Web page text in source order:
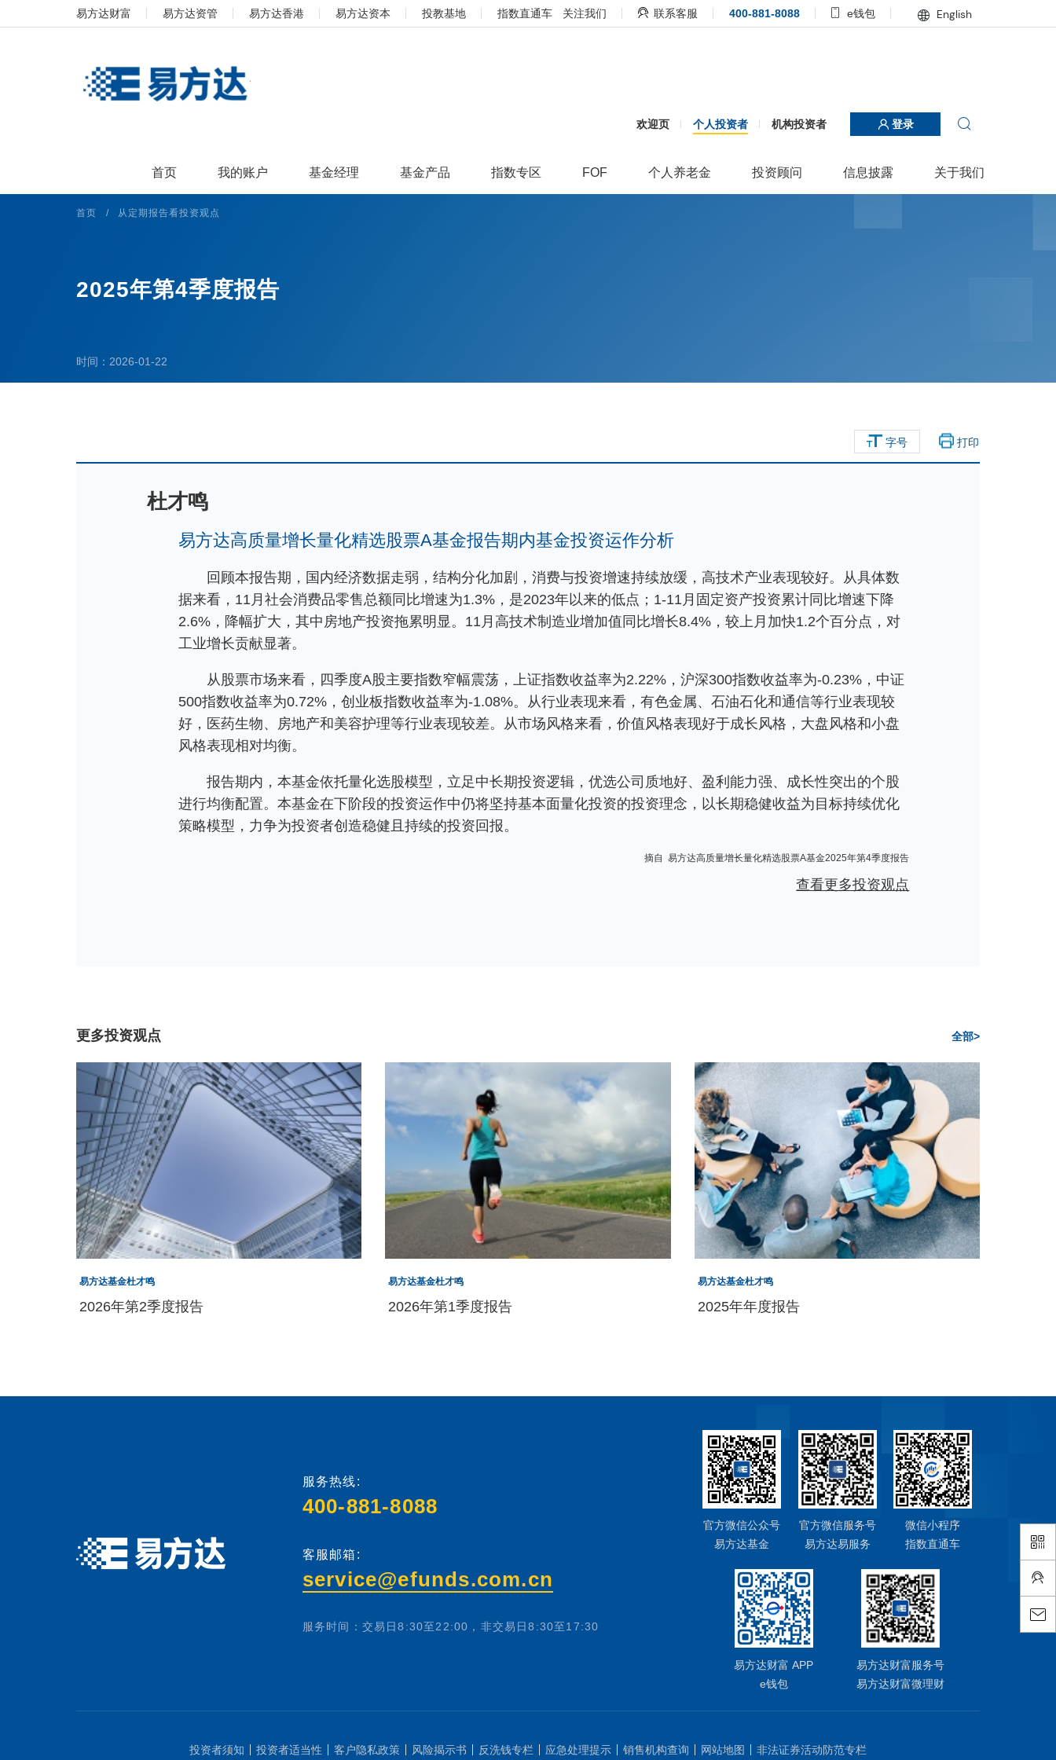
易方达财富 易方达资管 易方达香港 易方达资本 投教基地 指数直通车 关注我们 联系客服 400-881-8088 e钱包 English
欢迎页 个人投资者 机构投资者 登录
首页 我的账户 基金经理 基金产品 指数专区 FOF 个人养老金 投资顾问 信息披露 关于我们
首页 / 从定期报告看投资观点
2025年第4季度报告
时间：2026-01-22
字号 打印
杜才鸣
易方达高质量增长量化精选股票A基金报告期内基金投资运作分析
回顾本报告期，国内经济数据走弱，结构分化加剧，消费与投资增速持续放缓，高技术产业表现较好。从具体数
据来看，11月社会消费品零售总额同比增速为1.3%，是2023年以来的低点；1-11月固定资产投资累计同比增速下降
2.6%，降幅扩大，其中房地产投资拖累明显。11月高技术制造业增加值同比增长8.4%，较上月加快1.2个百分点，对
工业增长贡献显著。
从股票市场来看，四季度A股主要指数窄幅震荡，上证指数收益率为2.22%，沪深300指数收益率为-0.23%，中证
500指数收益率为0.72%，创业板指数收益率为-1.08%。从行业表现来看，有色金属、石油石化和通信等行业表现较
好，医药生物、房地产和美容护理等行业表现较差。从市场风格来看，价值风格表现好于成长风格，大盘风格和小盘
风格表现相对均衡。
报告期内，本基金依托量化选股模型，立足中长期投资逻辑，优选公司质地好、盈利能力强、成长性突出的个股
进行均衡配置。本基金在下阶段的投资运作中仍将坚持基本面量化投资的投资理念，以长期稳健收益为目标持续优化
策略模型，力争为投资者创造稳健且持续的投资回报。
摘自 易方达高质量增长量化精选股票A基金2025年第4季度报告
查看更多投资观点
更多投资观点 全部>
易方达基金杜才鸣
2026年第2季度报告
易方达基金杜才鸣
2026年第1季度报告
易方达基金杜才鸣
2025年年度报告
服务热线:
400-881-8088
客服邮箱:
service@efunds.com.cn
服务时间：交易日8:30至22:00，非交易日8:30至17:30
官方微信公众号
易方达基金
官方微信服务号
易方达易服务
微信小程序
指数直通车
易方达财富 APP
e钱包
易方达财富服务号
易方达财富微理财
投资者须知 投资者适当性 客户隐私政策 风险揭示书 反洗钱专栏 应急处理提示 销售机构查询 网站地图 非法证券活动防范专栏